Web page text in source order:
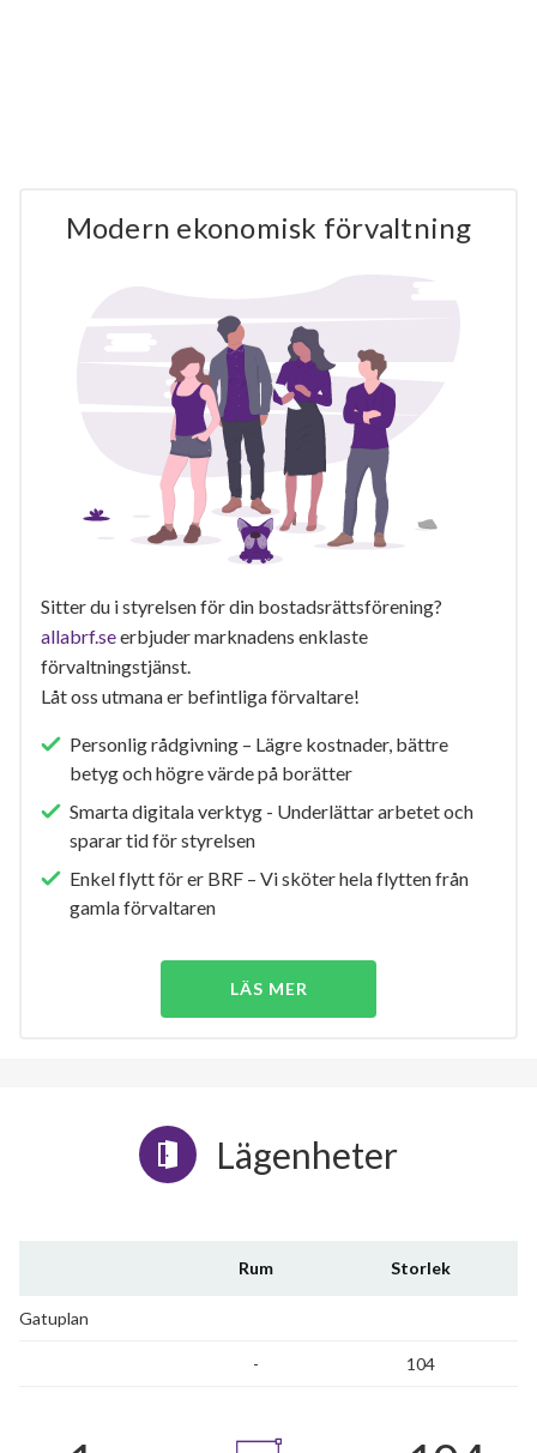
Modern ekonomisk förvaltning
Sitter du i styrelsen för din bostadsrättsförening?
allabrf.seerbjuder marknadens enklaste
förvaltningstjänst.
Låt oss utmana er befintliga förvaltare!
Personlig rådgivning – Lägre kostnader, bättre
betyg och högre värde på borätter
Smarta digitala verktyg - Underlättar arbetet och
sparar tid för styrelsen
Enkel flytt för er BRF – Vi sköter hela flytten från
gamla förvaltaren
LÄS MER
Lägenheter
Rum Storlek
Gatuplan
- 104